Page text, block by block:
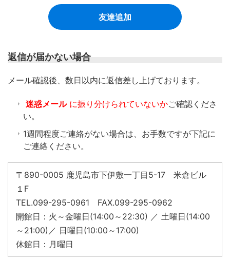
友達追加
返信が届かない場合
​メール確認後、数日以内に返信差し上げております。
迷惑メール に振り分けられていないかご確認くださ
い。
1週間程度ご連絡がない場合は、お手数ですが下記に
ご連絡ください。
〒890-0005 鹿児島市下伊敷一丁目5-17 米倉ビル
１F
TEL.099-295-0961 FAX.099-295-0962
開館日：火～金曜日(14:00～22:30) ／ 土曜日(14:00
～21:00)／ 日曜日(10:00～17:00)
休館日：月曜日